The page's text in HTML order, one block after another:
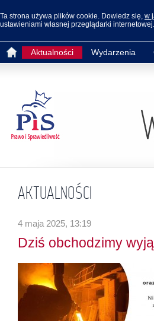
Ta strona używa plików cookie. Dowiedz się, w
ustawieniami własnej przeglądarki internetowej.
Aktualności Wydarzenia
AKTUALNOŚCI
4 maja 2025, 13:19
Dziś obchodzimy